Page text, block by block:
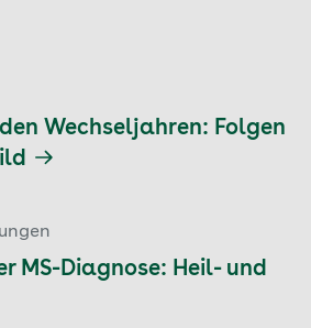
Wechseljahren: Folgen
MS-Diagnose: Heil- und